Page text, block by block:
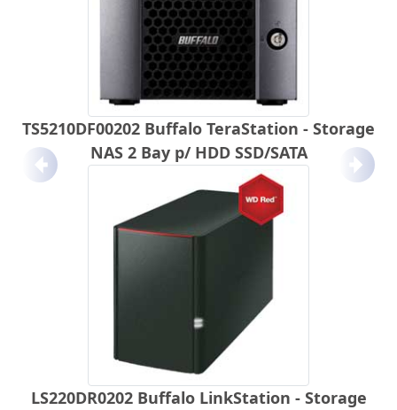
TS5210DF00202 Buffalo TeraStation - Storage
NAS 2 Bay p/ HDD SSD/SATA
LS220DR0202 Buffalo LinkStation - Storage
Anterior